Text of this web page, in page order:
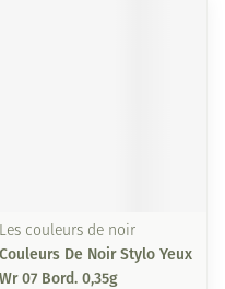
Les couleurs de noir
Couleurs De Noir Stylo Yeux
Wr 07 Bord. 0,35g